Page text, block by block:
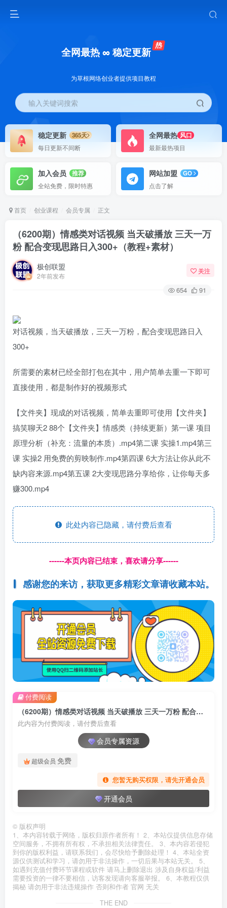
全网最热 ∞ 稳定更新
为草根网络创业者提供项目教程
输入关键词搜索
稳定更新
365天
每日更新不间断
全网最热 风口
最新最热项目
加入会员
推荐
全站免费，限时特惠
网站加盟
GO
点击了解
首页 创业课程 会员专属 正文
（6200期）情感类对话视频 当天破播放 三天一万
粉 配合变现思路日入300+（教程+素材）
极创联盟
2年前发布
关注
654 91
对话视频，当天破播放，三天一万粉，配合变现思路日入
300+
所需要的素材已经全部打包在其中，用户简单去重一下即可
直接使用，都是制作好的视频形式
【文件夹】现成的对话视频，简单去重即可使用【文件夹】
搞笑聊天2 88个【文件夹】情感类（持续更新）第一课 项目
原理分析（补充：流量的本质）.mp4第二课 实操1.mp4第三
课 实操2 用免费的剪映制作.mp4第四课 6大方法让你从此不
缺内容来源.mp4第五课 2大变现思路分享给你，让你每天多
赚300.mp4
此处内容已隐藏，请付费后查看
------本页内容已结束，喜欢请分享------
感谢您的来访，获取更多精彩文章请收藏本站。
（6200期）情感类对话视频 当天破播放 三天一万粉 配合变现思路日入300+（教程+素材）
此内容为付费阅读，请付费后查看
会员专属资源
超级会员 免费
您暂无购买权限，请先开通会员
开通会员
付费阅读
© 版权声明
1、本内容转载于网络，版权归原作者所有！ 2、本站仅提供信息存储
空间服务，不拥有所有权，不承担相关法律责任。 3、本内容若侵犯
到你的版权利益，请联系我们，会尽快给予删除处理！ 4、本站全资
源仅供测试和学习，请勿用于非法操作，一切后果与本站无关。 5、
如遇到充值付费环节课程或软件 请马上删除退出 涉及自身权益/利益
需要投资的一律不要相信，访客发现请向客服举报。 6、本教程仅供
揭秘 请勿用于非法违规操作 否则和作者 官网 无关
THE END